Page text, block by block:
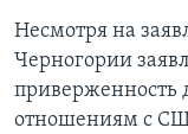
Несмотря на
Черногории
приверженность
отношениям с